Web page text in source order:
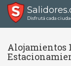
Disfrutá cada
Alojamientos